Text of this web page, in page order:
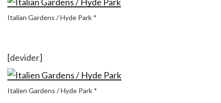
Italian Gardens / Hyde Park *
[devider]
Italien Gardens / Hyde Park *